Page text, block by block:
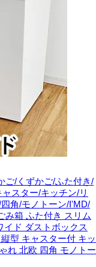
ご/くずかご/ふた付き/
スター/キッチン/リ
角/モノトーン/I'MD/
み箱 ふた付き スリム
イド ダストボックス
型 キャスター付 キッ
れ 北欧 四角 モノトー